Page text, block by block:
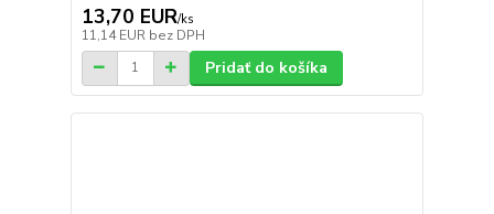
13,70 EUR/ks
11,14 EUR bez DPH
Pridať do košíka